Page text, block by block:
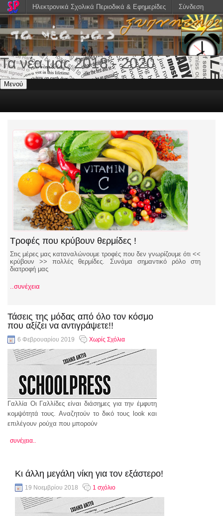
Τα νέα μας 2018 - 2020
Μενού
Τροφές που κρύβουν θερμίδες !
Στις μέρες μας καταναλώνουμε τροφές που δεν γνωρίζουμε ότι <<
κρύβουν >> πολλές θερμίδες. Συνάμα σημαντικό ρόλο στη
διατροφή μας
..συνέχεια
Τάσεις της μόδας από όλο τον κόσμο
που αξίζει να αντιγράψετε!!
6 Φεβρουαρίου 2019 Χωρίς Σχόλια
Γαλλία Οι Γαλλίδες είναι διάσημες για την έμφυτη
κομψότητά τους. Αναζητούν το δικό τους look και
επιλέγουν ρούχα που μπορούν
συνέχεια..
Κι άλλη μεγάλη νίκη για τον εξάστερο!
19 Νοεμβρίου 2018 1 σχόλιο
Ηλεκτρονικά Σχολικά Περιοδικά & Εφημερίδες Σύνδεση